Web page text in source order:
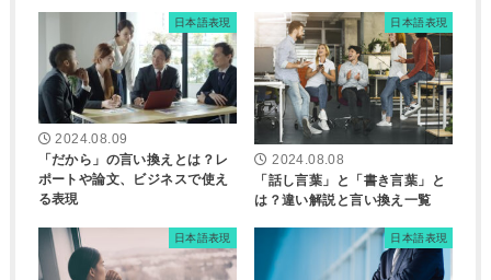
日本語表現
2024.08.09
「だから」の言い換えとは？レ
ポートや論文、ビジネスで使え
る表現
日本語表現
2024.08.08
「話し言葉」と「書き言葉」と
は？違い解説と言い換え一覧
日本語表現 日本語表現